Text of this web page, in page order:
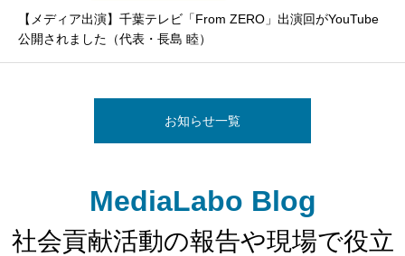
【メディア出演】千葉テレビ「From ZERO」出演回がYouTube
公開されました（代表・長島 睦）
お知らせ一覧
MediaLabo Blog
社会貢献活動の報告や現場で役立